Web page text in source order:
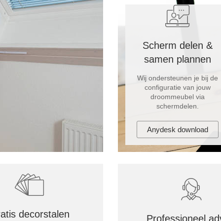
Scherm delen &
samen plannen
Wij ondersteunen je bij de
configuratie van jouw
droommeubel via
schermdelen.
Anydesk download
decorstalen Professioneel